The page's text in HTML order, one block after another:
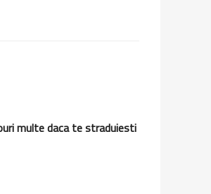
multe daca te straduiesti